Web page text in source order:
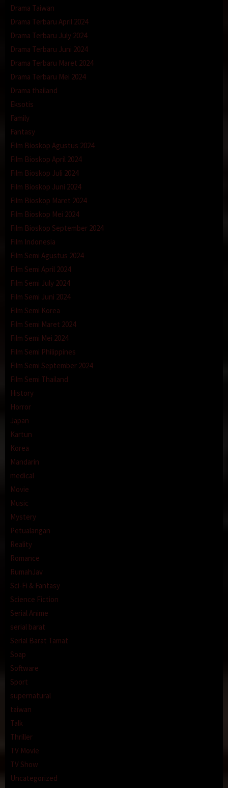
Drama Taiwan
Drama Terbaru April 2024
Drama Terbaru July 2024
Drama Terbaru Juni 2024
Drama Terbaru Maret 2024
Drama Terbaru Mei 2024
Drama thailand
Eksotis
Family
Fantasy
Film Bioskop Agustus 2024
Film Bioskop April 2024
Film Bioskop Juli 2024
Film Bioskop Juni 2024
Film Bioskop Maret 2024
Film Bioskop Mei 2024
Film Bioskop September 2024
Film Indonesia
Film Semi Agustus 2024
Film Semi April 2024
Film Semi July 2024
Film Semi Juni 2024
Film Semi Korea
Film Semi Maret 2024
Film Semi Mei 2024
Film Semi Philippines
Film Semi September 2024
Film Semi Thailand
History
Horror
Japan
Kartun
Korea
Mandarin
medical
Movie
Music
Mystery
Petualangan
Reality
Romance
RumahJav
Sci-Fi & Fantasy
Science Fiction
Serial Anime
serial barat
Serial Barat Tamat
Soap
Software
Sport
supernatural
taiwan
Talk
Thriller
TV Movie
TV Show
Uncategorized